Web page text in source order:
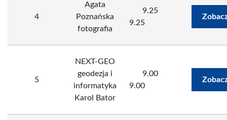
4
Agata
Poznańska
fotografia
9.25
9.25
5
NEXT-GEO
geodezja i
informatyka
Karol Bator
9.00
9.00